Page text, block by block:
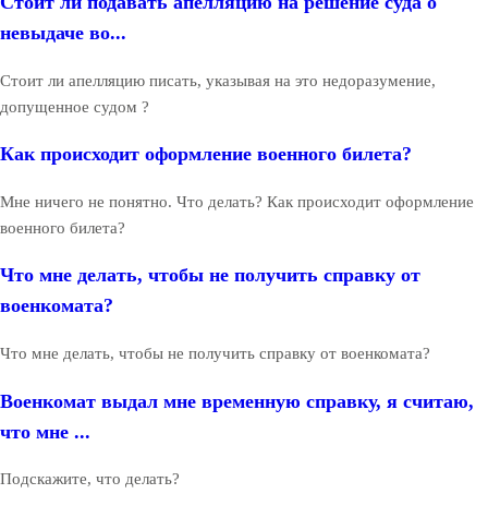
невыдаче во...
Стоит ли апелляцию писать, указывая на это недоразумение,
допущенное судом ?
Как происходит оформление военного билета?
Мне ничего не понятно. Что делать? Как происходит оформление
военного билета?
Что мне делать, чтобы не получить справку от
военкомата?
Что мне делать, чтобы не получить справку от военкомата?
Военкомат выдал мне временную справку, я считаю,
что мне ...
Подскажите, что делать?